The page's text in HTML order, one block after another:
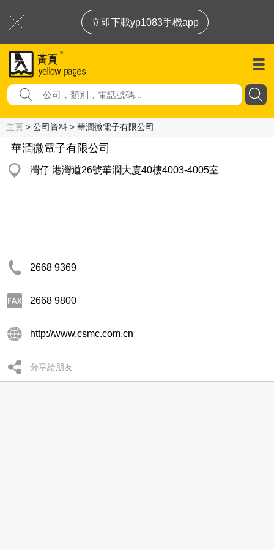
立即下載yp1083手機app
主頁 > 公司資料 > 華潤微電子有限公司
華潤微電子有限公司
灣仔 港灣道26號華潤大廈40樓4003-4005室
2668 9369
2668 9800
http://www.csmc.com.cn
分享給朋友